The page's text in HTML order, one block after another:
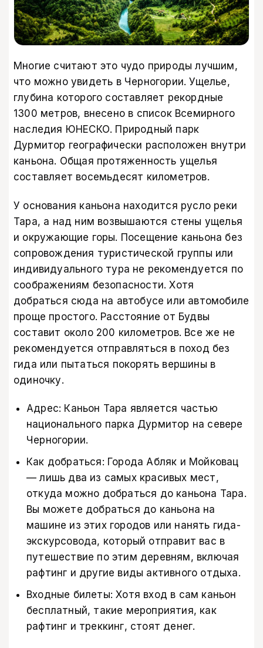
Многие считают это чудо природы лучшим,
что можно увидеть в Черногории. Ущелье,
глубина которого составляет рекордные
1300 метров, внесено в список Всемирного
наследия ЮНЕСКО. Природный парк
Дурмитор географически расположен внутри
каньона. Общая протяженность ущелья
составляет восемьдесят километров.
У основания каньона находится русло реки
Тара, а над ним возвышаются стены ущелья
и окружающие горы. Посещение каньона без
сопровождения туристической группы или
индивидуального тура не рекомендуется по
соображениям безопасности. Хотя
добраться сюда на автобусе или автомобиле
проще простого. Расстояние от Будвы
составит около 200 километров. Все же не
рекомендуется отправляться в поход без
гида или пытаться покорять вершины в
одиночку.
Адрес: Каньон Тара является частью
национального парка Дурмитор на севере
Черногории.
Как добраться: Города Абляк и Мойковац
— лишь два из самых красивых мест,
откуда можно добраться до каньона Тара.
Вы можете добраться до каньона на
машине из этих городов или нанять гида-
экскурсовода, который отправит вас в
путешествие по этим деревням, включая
рафтинг и другие виды активного отдыха.
Входные билеты: Хотя вход в сам каньон
бесплатный, такие мероприятия, как
рафтинг и треккинг, стоят денег.